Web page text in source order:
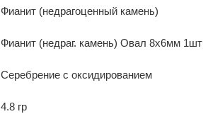
Фианит (недрагоценный камень)
Фианит (недраг. камень) Овал 8х6мм 1шт
Серебрение с оксидированием
4.8 гр